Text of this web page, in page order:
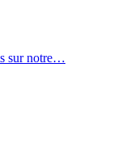
sur notre…